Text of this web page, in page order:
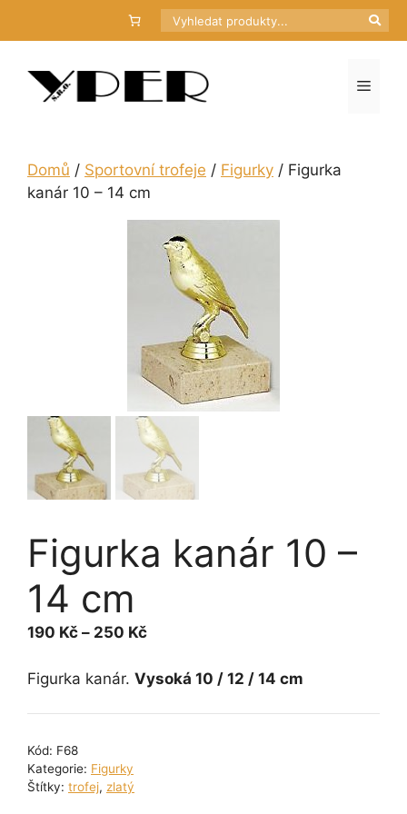
Hledat
Menu
Domů / Sportovní trofeje / Figurky / Figurka
kanár 10 – 14 cm
Figurka kanár 10 –
14 cm
190 Kč – 250 KčRozpětí
190 Kč
Figurka kanár. Vysoká 10 / 12 / 14 cm
Kód: F68
Kategorie: Figurky
Štítky: trofej, zlatý